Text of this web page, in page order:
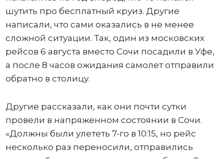
шутить про бесплатный круиз. Другие
написали, что сами оказались в не менее
сложной ситуации. Так, один из московских
рейсов 6 августа вместо Сочи посадили в Уфе,
а после 8 часов ожидания самолет отправили
обратно в столицу.
Другие рассказали, как они почти сутки
провели в напряженном состоянии в Сочи.
«Должны были улететь 7-го в 10:15, но рейс
несколько раз переносили, отправились